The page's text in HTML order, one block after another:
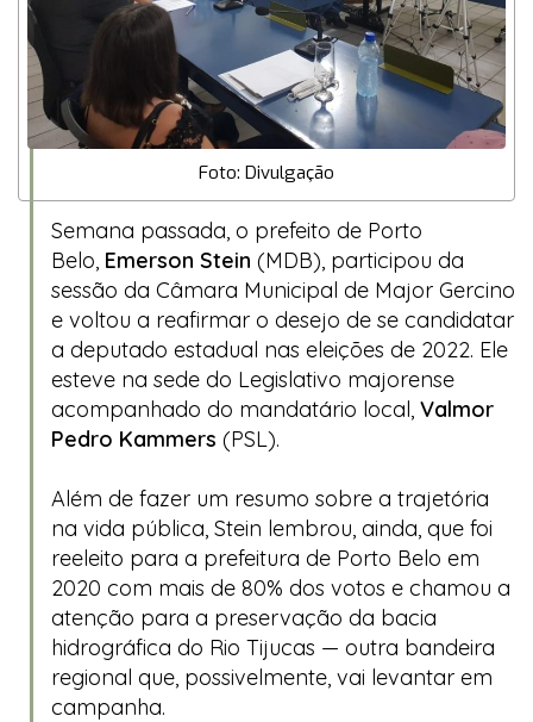
Foto: Divulgação
Semana passada, o prefeito de Porto
Belo, Emerson Stein (MDB), participou da
sessão da Câmara Municipal de Major Gercino
e voltou a reafirmar o desejo de se candidatar
a deputado estadual nas eleições de 2022. Ele
esteve na sede do Legislativo majorense
acompanhado do mandatário local, Valmor
Pedro Kammers (PSL).
Além de fazer um resumo sobre a trajetória
na vida pública, Stein lembrou, ainda, que foi
reeleito para a prefeitura de Porto Belo em
2020 com mais de 80% dos votos e chamou a
atenção para a preservação da bacia
hidrográfica do Rio Tijucas — outra bandeira
regional que, possivelmente, vai levantar em
campanha.